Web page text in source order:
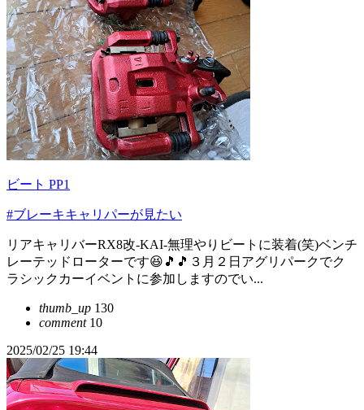
ビート PP1
#ブレーキキャリパーが見たい
リアキャリバーRX8改-KAI-無理やりビートに装着(笑)ベンチ
レーテッドローターです😆🎵🎵３月２日アグリパークでク
ラシックカーイベントに参加しますのでい...
thumb_up 130
comment10
2025/02/25 19:44